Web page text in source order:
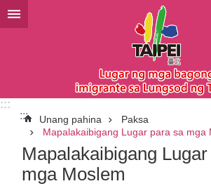
Lumaktaw sa pangunahing bloke ng
:::
::: Unang pahina
Paksa
Mapalakaibigang Lugar para sa mga
Mapalakaibigang
mga Moslem